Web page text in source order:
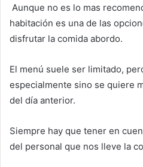
Aunque no es lo mas
habitación es una de las
disfrutar la comida abordo.
El menú suele ser limitado,
especialmente sino se quiere
del día anterior.
Siempre hay que tener en
del personal que nos lleve la